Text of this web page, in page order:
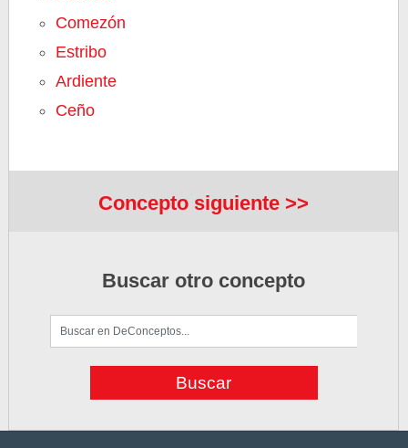
Comezón
Estribo
Ardiente
Ceño
Concepto siguiente >>
Buscar otro concepto